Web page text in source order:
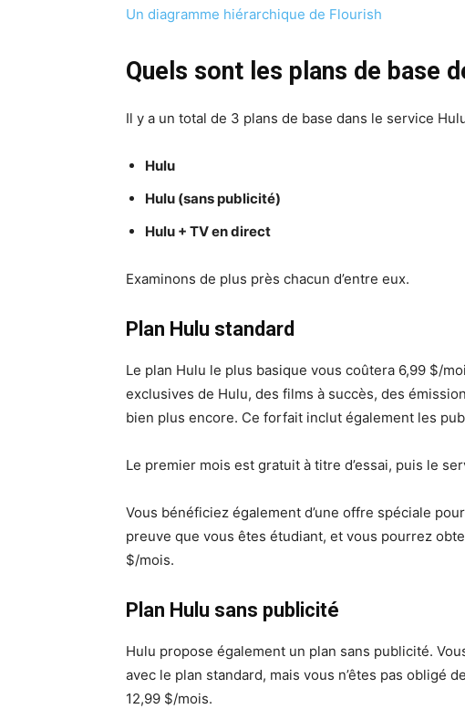
Un diagramme hiérarchique de Flourish
Quels sont les plans de base
Il y a un total de 3 plans de base dans le service
Hulu
Hulu (sans publicité)
Hulu + TV en direct
Examinons de plus près chacun d’entre eux.
Plan Hulu standard
Le plan Hulu le plus basique vous coûtera 6,99 $/
exclusives de Hulu, des films à succès, des
bien plus encore. Ce forfait inclut également les
Le premier mois est gratuit à titre d’essai, puis le
Vous bénéficiez également d’une offre spéciale
preuve que vous êtes étudiant, et vous pourrez
$/mois.
Plan Hulu sans publicité
Hulu propose également un plan sans publicité.
avec le plan standard, mais vous n’êtes pas obligé
12,99 $/mois.